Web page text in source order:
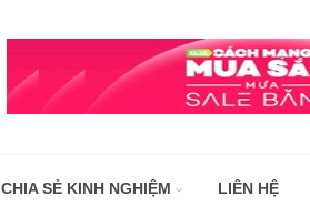
CHIA SẺ KINH NGHIỆM LIÊN HỆ